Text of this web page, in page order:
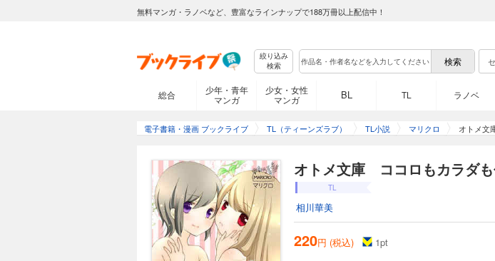
無料マンガ・ラノベなど、豊富なラインナップで188万冊以上配信中！
絞り込み
検索
総合
少年・青年
マンガ
少女・女性
マンガ
BL TL ラノベ
電子書籍・漫画 ブックライブ TL（ティーンズラブ） TL小説 マリクロ オトメ文
オトメ文庫 ココロもカラダ
TL
相川華美
220円 (税込) 1pt